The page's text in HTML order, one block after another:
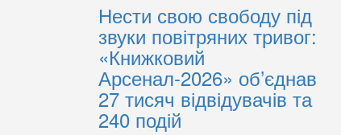
Нести свою свободу під
звуки повітряних тривог:
«Книжковий
Арсенал-2026» об’єднав
27 тисяч відвідувачів та
240 подій